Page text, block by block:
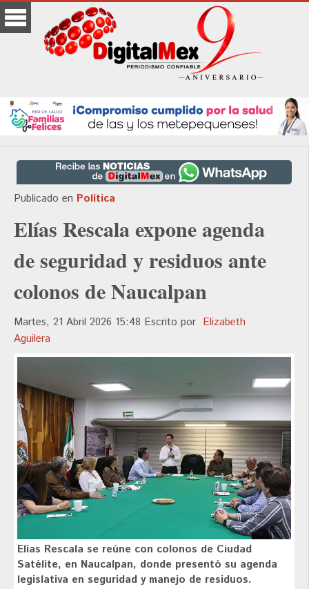
Publicado en Política
Elías Rescala expone agenda
de seguridad y residuos ante
colonos de Naucalpan
Martes, 21 Abril 2026 15:48 Escrito por Elizabeth
Aguilera
Elías Rescala se reúne con colonos de Ciudad
Satélite, en Naucalpan, donde presentó su agenda
legislativa en seguridad y manejo de residuos.